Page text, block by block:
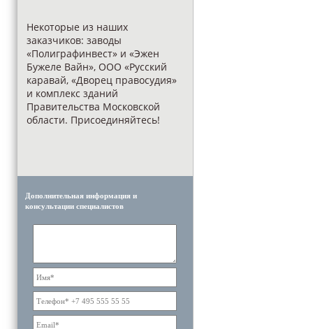
Некоторые из наших
заказчиков: заводы
«Полиграфинвест» и «Эжен
Бужеле Вайн», ООО «Русский
каравай, «Дворец правосудия»
и комплекс зданий
Правительства Московской
области. Присоединяйтесь!
Дополнительная информация и
консультации специалистов